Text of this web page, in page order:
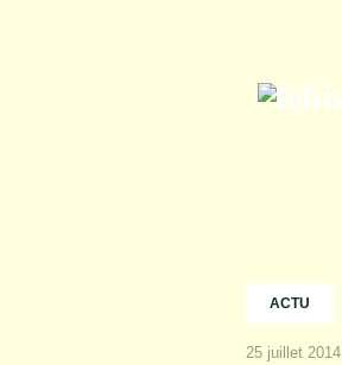
ACTU
25 juillet 2014